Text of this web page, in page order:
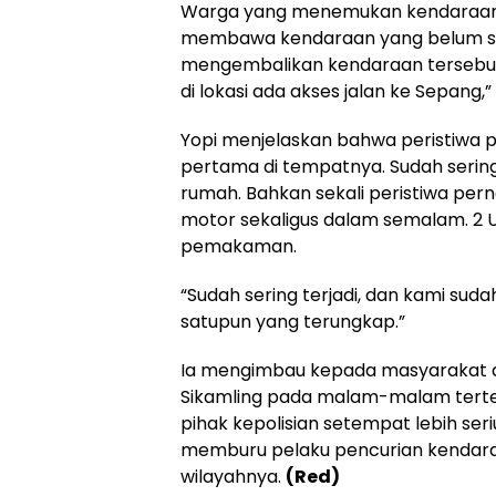
Warga yang menemukan
membawa kendaraan yang belum
mengembalikan kendaraan
di lokasi ada akses jalan ke
Yopi menjelaskan bahwa peristiwa
pertama di tempatnya. Sudah
rumah. Bahkan sekali peristiwa
motor sekaligus dalam semalam.
pemakaman.
“Sudah sering terjadi, dan kami
satupun yang terungkap.”
Ia mengimbau kepada
Sikamling pada malam-malam
pihak kepolisian setempat lebih
memburu pelaku pencurian
wilayahnya. (Red)